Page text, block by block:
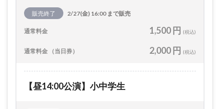
販売終了 2/27(金) 16:00 まで販売
通常料金 1,500 円 (税込)
通常料金 （当日券） 2,000 円 (税込)
【昼14:00公演】小中学生